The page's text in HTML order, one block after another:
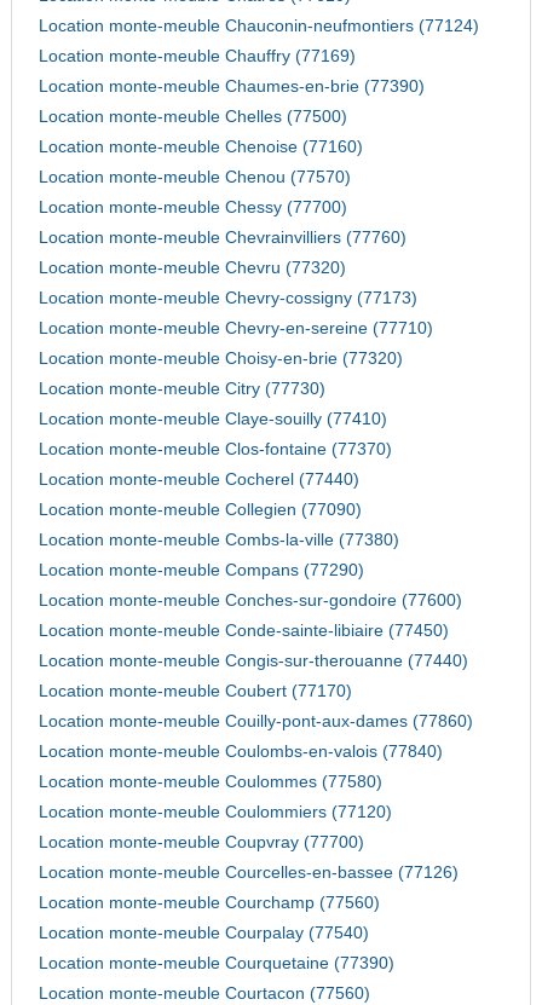
Location monte-meuble Chauconin-neufmontiers (77124)
Location monte-meuble Chauffry (77169)
Location monte-meuble Chaumes-en-brie (77390)
Location monte-meuble Chelles (77500)
Location monte-meuble Chenoise (77160)
Location monte-meuble Chenou (77570)
Location monte-meuble Chessy (77700)
Location monte-meuble Chevrainvilliers (77760)
Location monte-meuble Chevru (77320)
Location monte-meuble Chevry-cossigny (77173)
Location monte-meuble Chevry-en-sereine (77710)
Location monte-meuble Choisy-en-brie (77320)
Location monte-meuble Citry (77730)
Location monte-meuble Claye-souilly (77410)
Location monte-meuble Clos-fontaine (77370)
Location monte-meuble Cocherel (77440)
Location monte-meuble Collegien (77090)
Location monte-meuble Combs-la-ville (77380)
Location monte-meuble Compans (77290)
Location monte-meuble Conches-sur-gondoire (77600)
Location monte-meuble Conde-sainte-libiaire (77450)
Location monte-meuble Congis-sur-therouanne (77440)
Location monte-meuble Coubert (77170)
Location monte-meuble Couilly-pont-aux-dames (77860)
Location monte-meuble Coulombs-en-valois (77840)
Location monte-meuble Coulommes (77580)
Location monte-meuble Coulommiers (77120)
Location monte-meuble Coupvray (77700)
Location monte-meuble Courcelles-en-bassee (77126)
Location monte-meuble Courchamp (77560)
Location monte-meuble Courpalay (77540)
Location monte-meuble Courquetaine (77390)
Location monte-meuble Courtacon (77560)